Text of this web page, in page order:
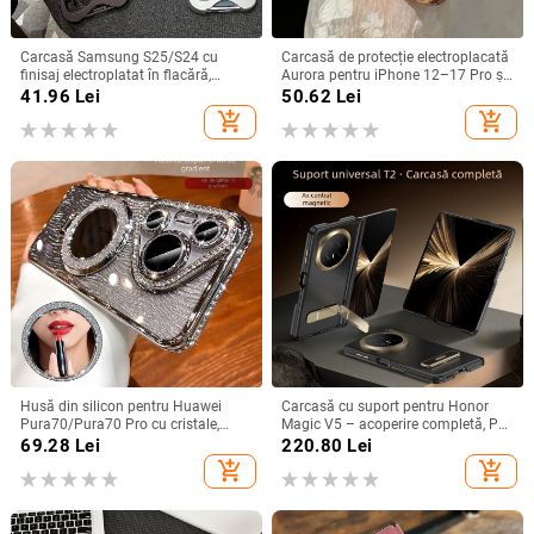
Carcasă Samsung S25/S24 cu
finisaj electroplatat în flacără,
design decupat, compatibilă cu
41.96 Lei
add_shopping_cart
Carcasă de protecție electroplacată
Aurora pentru iPhone 12–17 Pro și
Pro Max, acoperire completă, anti-
50.62 Lei
add_shopping_cart
Husă din silicon pentru Huawei
Pura70/Pura70 Pro cu cristale,
transparentă, estetică, suport
încorporat și disipare a căldurii
69.28 Lei
add_shopping_cart
Carcasă cu suport pentru Honor
Magic V5 – acoperire completă, PC
mat, anti-cădere, anti-amprente
220.80 Lei
add_shopping_cart